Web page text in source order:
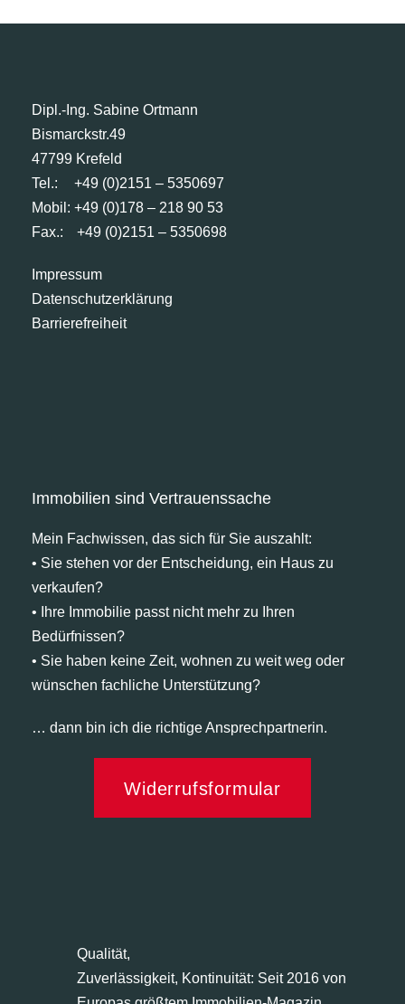
Dipl.-Ing. Sabine Ortmann
Bismarckstr.49
47799 Krefeld
Tel.:
+49 (0)2151 – 5350697
Mobil: +49 (0)178 – 218 90 53
Fax.:
+49 (0)2151 – 5350698
Impressum
Datenschutzerklärung
Barrierefreiheit
Immobilien sind Vertrauenssache
Mein Fachwissen, das sich für Sie auszahlt:
• Sie stehen vor der Entscheidung, ein Haus zu
verkaufen?
• Ihre Immobilie passt nicht mehr zu Ihren
Bedürfnissen?
• Sie haben keine Zeit, wohnen zu weit weg oder
wünschen fachliche Unterstützung?
… dann bin ich die richtige Ansprechpartnerin.
Widerrufsformular
Qualität,
Zuverlässigkeit, Kontinuität: Seit 2016 von